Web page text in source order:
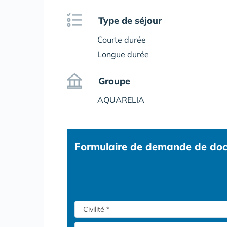
Type de séjour
Courte durée
Longue durée
Groupe
AQUARELIA
Formulaire de demande de